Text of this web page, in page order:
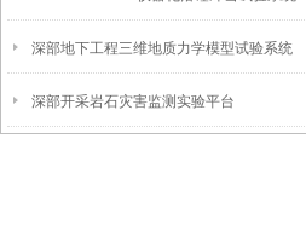
深部地下工程三维地质力学模型试验系统
深部开采岩石灾害监测实验平台